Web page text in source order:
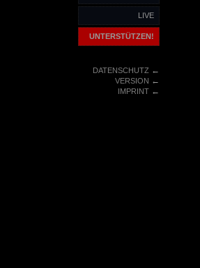
LIVE
UNTERSTÜTZEN!
DATENSCHUTZ←
VERSION ←
IMPRINT←